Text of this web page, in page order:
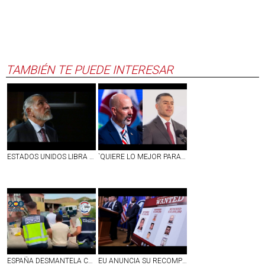
TAMBIÉN TE PUEDE INTERESAR
ESTADOS UNIDOS LIBRA ORDEN DE APREHENSIÓN CONTRA ADÁN AUGUSTO LÓPEZ `QUIERE LO MEJOR PARA SU PAÍS´: DEA RECONOCE A OMAR GARCÍA HARFUCH
ESPAÑA DESMANTELA CÉLULA DEL CJNG QUE TRAFICABA METANFETAMINA DILUIDA EN VAINILLA EU ANUNCIA SU RECOMPENSA MÁS ALTA PARA UN NARCO MEXICANO: OFRECE 25 MDD POR JUAN CARLOS VALENCIA